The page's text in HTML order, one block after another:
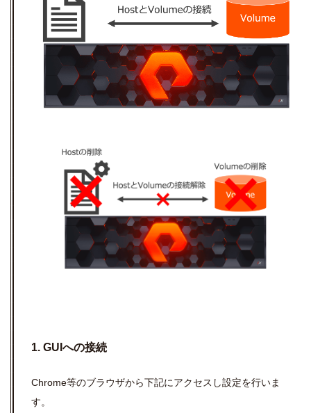
1. GUIへの接続
Chrome等のブラウザから下記にアクセスし設定を行いま
す。